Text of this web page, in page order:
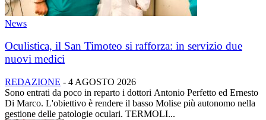
News
Oculistica, il San Timoteo si rafforza: in servizio due
nuovi medici
REDAZIONE - 4 AGOSTO 2026
Sono entrati da poco in reparto i dottori Antonio Perfetto ed Ernesto
Di Marco. L'obiettivo è rendere il basso Molise più autonomo nella
gestione delle patologie oculari. TERMOLI...